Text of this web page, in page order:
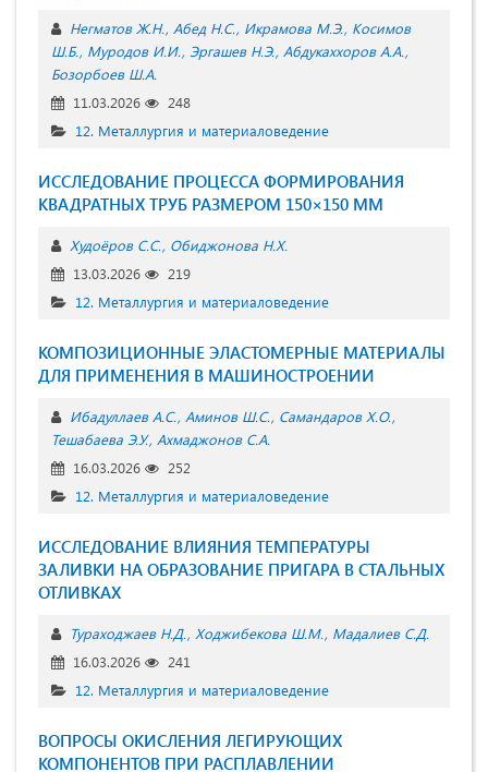
Негматов Ж.Н. Абед Н.С. Икрамова М.Э. Косимов
Ш.Б. Муродов И.И. Эргашев Н.Э. Абдукаххоров А.А.
Бозорбоев Ш.А.
11.03.2026
248
12. Металлургия и материаловедение
ИССЛЕДОВАНИЕ ПРОЦЕССА ФОРМИРОВАНИЯ
КВАДРАТНЫХ ТРУБ РАЗМЕРОМ 150×150 ММ
Худоёров С.С. Обиджонова Н.Х.
13.03.2026
219
12. Металлургия и материаловедение
КОМПОЗИЦИОННЫЕ ЭЛАСТОМЕРНЫЕ МАТЕРИАЛЫ
ДЛЯ ПРИМЕНЕНИЯ В МАШИНОСТРОЕНИИ
Ибадуллаев А.С. Аминов Ш.С. Самандаров Х.О.
Тешабаева Э.У. Ахмаджонов С.А.
16.03.2026
252
12. Металлургия и материаловедение
ИССЛЕДОВАНИЕ ВЛИЯНИЯ ТЕМПЕРАТУРЫ
ЗАЛИВКИ НА ОБРАЗОВАНИЕ ПРИГАРА В СТАЛЬНЫХ
ОТЛИВКАХ
Тураходжаев Н.Д. Ходжибекова Ш.М. Мадалиев С.Д.
16.03.2026
241
12. Металлургия и материаловедение
ВОПРОСЫ ОКИСЛЕНИЯ ЛЕГИРУЮЩИХ
КОМПОНЕНТОВ ПРИ РАСПЛАВЛЕНИИ